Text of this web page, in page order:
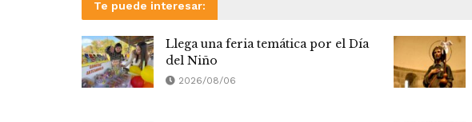
Te puede interesar:
Llega una feria temática por el Día
del Niño
2026/08/06